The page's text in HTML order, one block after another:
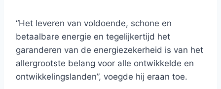
“Het leveren van voldoende, schone en
betaalbare energie en tegelijkertijd het
garanderen van de energiezekerheid is van het
allergrootste belang voor alle ontwikkelde en
ontwikkelingslanden”, voegde hij eraan toe.